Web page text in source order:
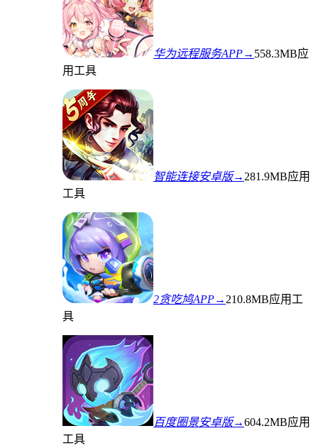
华为远程服务APP→ 558.3MB应
用工具
智能连接安卓版→ 281.9MB应用
工具
2贪吃鸠APP→ 210.8MB应用工
具
百度圈景安卓版→604.2MB应用
工具